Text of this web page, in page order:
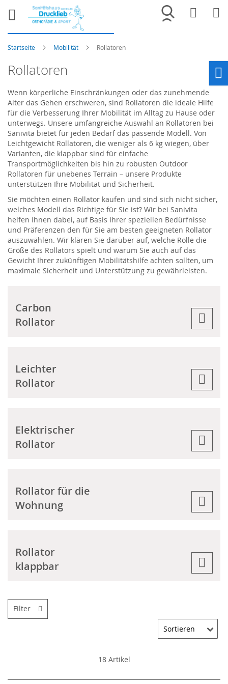
Merkliste
Startseite Mobilität Rollatoren
Rollatoren
Wenn körperliche Einschränkungen oder das zunehmende
Alter das Gehen erschweren, sind Rollatoren die ideale Hilfe
für die Verbesserung Ihrer Mobilität im Alltag zu Hause oder
unterwegs. Unsere umfangreiche Auswahl an Rollatoren bei
Sanivita bietet für jeden Bedarf das passende Modell. Von
Leichtgewicht Rollatoren, die weniger als 6 kg wiegen, über
Varianten, die klappbar sind für einfache
Transportmöglichkeiten bis hin zu robusten Outdoor
Rollatoren für unebenes Terrain – unsere Produkte
unterstützen Ihre Mobilität und Sicherheit.
Sie möchten einen Rollator kaufen und sind sich nicht sicher,
welches Modell das Richtige für Sie ist? Wir bei Sanivita
helfen Ihnen dabei, auf Basis Ihrer speziellen Bedürfnisse
und Präferenzen den für Sie am besten geeigneten Rollator
auszuwählen. Wir klären Sie darüber auf, welche Rolle die
Größe des Rollators spielt und warum Sie auch auf das
Gewicht Ihrer zukünftigen Mobilitätshilfe achten sollten, um
maximale Sicherheit und Unterstützung zu gewährleisten.
Carbon
Rollator
Leichter
Rollator
Elektrischer
Rollator
Rollator für die
Wohnung
Rollator
klappbar
18Artikel
Filter